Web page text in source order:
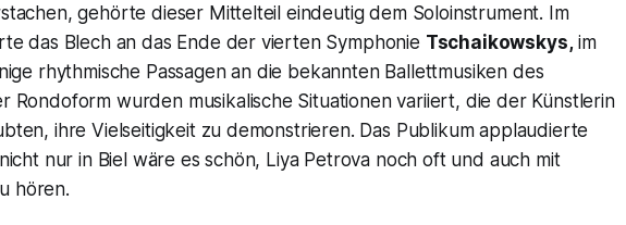
gehörte dieser Mittelteil eindeutig dem Soloinstrument. Im
das Blech an das Ende der vierten Symphonie Tschaikowskys,im
rhythmische Passagen an die bekannten Ballettmusiken des
Rondoform wurden musikalische Situationen variiert, die der Künstlerin
ihre Vielseitigkeit zu demonstrieren. Das Publikum applaudierte
nur in Biel wäre es schön, Liya Petrova noch oft und auch mit
hören.